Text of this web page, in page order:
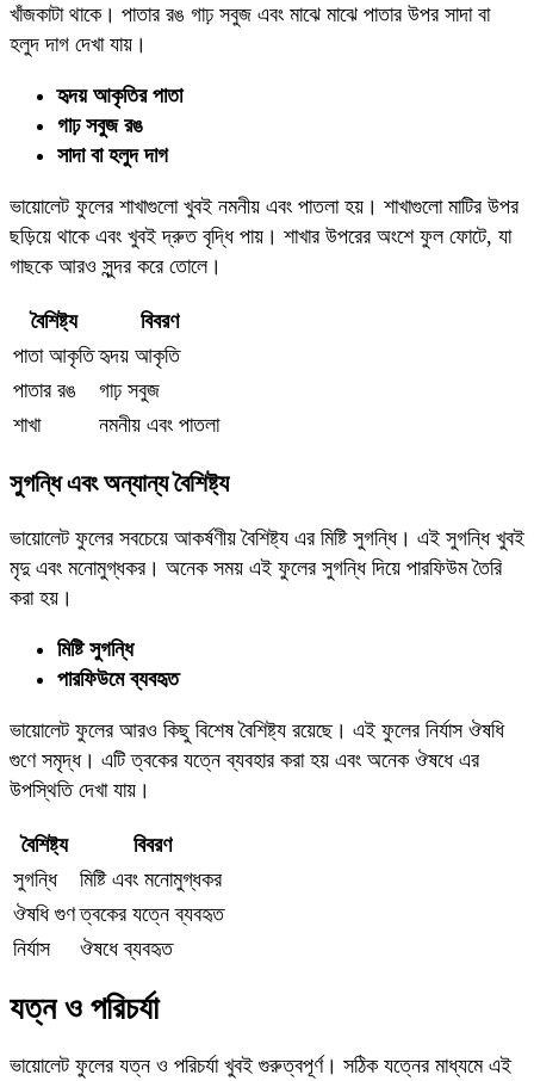
খাঁজকাটা থাকে। পাতার রঙ গাঢ় সবুজ এবং মাঝে মাঝে পাতার উপর সাদা বা
হলুদ দাগ দেখা যায়।
হৃদয় আকৃতির পাতা
গাঢ় সবুজ রঙ
সাদা বা হলুদ দাগ
ভায়োলেট ফুলের শাখাগুলো খুবই নমনীয় এবং পাতলা হয়। শাখাগুলো মাটির উপর
ছড়িয়ে থাকে এবং খুবই দ্রুত বৃদ্ধি পায়। শাখার উপরের অংশে ফুল ফোটে, যা
গাছকে আরও সুন্দর করে তোলে।
বৈশিষ্ট্য
বিবরণ
পাতা আকৃতি হৃদয় আকৃতি
পাতার রঙ
গাঢ় সবুজ
শাখা
নমনীয় এবং পাতলা
সুগন্ধি এবং অন্যান্য বৈশিষ্ট্য
ভায়োলেট ফুলের সবচেয়ে আকর্ষণীয় বৈশিষ্ট্য এর মিষ্টি সুগন্ধি। এই সুগন্ধি খুবই
মৃদু এবং মনোমুগ্ধকর। অনেক সময় এই ফুলের সুগন্ধি দিয়ে পারফিউম তৈরি
করা হয়।
মিষ্টি সুগন্ধি
পারফিউমে ব্যবহৃত
ভায়োলেট ফুলের আরও কিছু বিশেষ বৈশিষ্ট্য রয়েছে। এই ফুলের নির্যাস ঔষধি
গুণে সমৃদ্ধ। এটি ত্বকের যত্নে ব্যবহার করা হয় এবং অনেক ঔষধে এর
উপস্থিতি দেখা যায়।
বৈশিষ্ট্য
বিবরণ
সুগন্ধি
মিষ্টি এবং মনোমুগ্ধকর
ঔষধি গুণ ত্বকের যত্নে ব্যবহৃত
নির্যাস
ঔষধে ব্যবহৃত
যত্ন ও পরিচর্যা
ভায়োলেট ফুলের যত্ন ও পরিচর্যা খুবই গুরুত্বপূর্ণ। সঠিক যত্নের মাধ্যমে এই